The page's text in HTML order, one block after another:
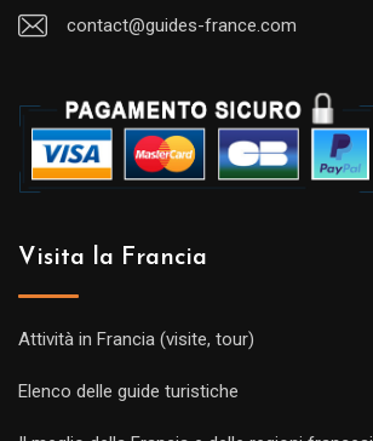
contact@guides-france.com
Visita la Francia
Attività in Francia (visite, tour)
Elenco delle guide turistiche